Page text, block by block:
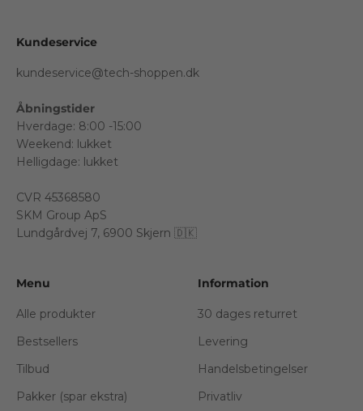
Kundeservice
kundeservice@tech-shoppen.dk
Åbningstider
Hverdage: 8:00 -15:00
Weekend: lukket
Helligdage: lukket
CVR 45368580
SKM Group ApS
Lundgårdvej 7, 6900 Skjern 🇩🇰
Menu
Alle produkter
Bestsellers
Tilbud
Pakker (spar ekstra)
Information
30 dages returret
Levering
Handelsbetingelser
Privatliv